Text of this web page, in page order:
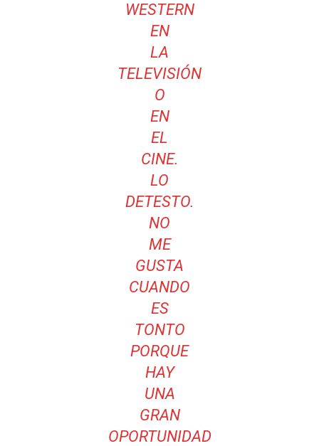
WESTERN
EN
LA
TELEVISIÓN
O
EN
EL
CINE.
LO
DETESTO.
NO
ME
GUSTA
CUANDO
ES
TONTO
PORQUE
HAY
UNA
GRAN
OPORTUNIDAD